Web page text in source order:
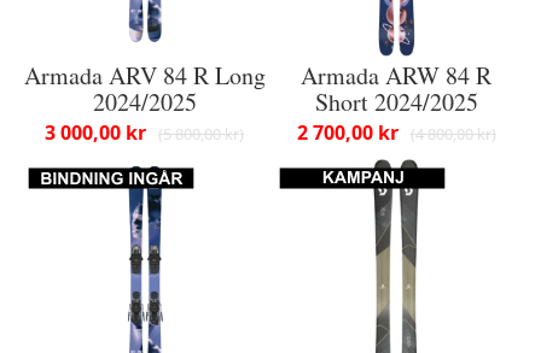
Armada ARV 84 R Long
2024/2025
5 800,00 kr
3 000,00 kr
Armada ARW 84 R
Short 2024/2025
4 800,00 kr
2 700,00 kr